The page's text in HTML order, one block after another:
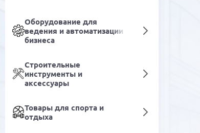
Оборудование для
ведения и автоматизации
бизнеса
Строительные
инструменты и
аксессуары
Товары для спорта и
отдыха